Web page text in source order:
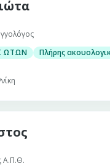
ΩΤΩΝ Πλήρης
Α.Π.Θ.